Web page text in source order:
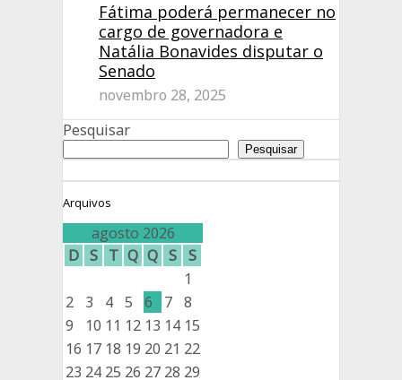
Fátima poderá permanecer no
cargo de governadora e
Natália Bonavides disputar o
Senado
novembro 28, 2025
Pesquisar
Pesquisar
Arquivos
agosto 2026
D S T Q Q S
S
1
2
3 4 5 6 7 8
9
10 11 12 13 14 15
16 17 18 19 20 21 22
23 24 25 26 27 28 29